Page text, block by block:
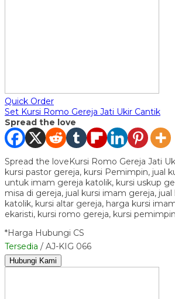
Quick Order
Set Kursi Romo Gereja Jati Ukir Cantik
Spread the love
Spread the loveKursi Romo Gereja Jati
kursi pastor gereja, kursi Pemimpin, jual
untuk imam gereja katolik, kursi uskup
misa di gereja, jual kursi imam gereja,
katolik, kursi altar gereja, harga kursi
ekaristi, kursi romo gereja, kursi
*Harga Hubungi CS
Tersedia / AJ-KIG 066
Hubungi Kami